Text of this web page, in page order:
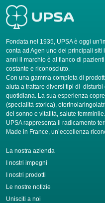
Fondata nel 1935, UPSA è oggi
conta ad Agen uno dei principali
anni il marchio è al fianco di
costante e riconosciuto.
Con una gamma completa di
aiuta a trattare diversi tipi di
quotidiana. La sua esperienza
(specialità storica),
del sonno e vitalità, salute femminile.
UPSA rappresenta il radicamento
Made in France, un’eccellenza
La nostra azienda
I nostri impegni
I nostri prodotti
Le nostre notizie
Unisciti a noi